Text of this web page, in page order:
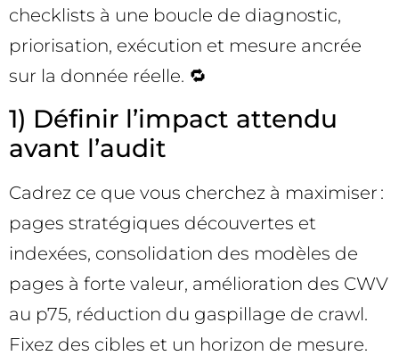
checklists à une boucle de diagnostic,
priorisation, exécution et mesure ancrée
sur la donnée réelle. 🔁
1) Définir l’impact attendu
avant l’audit
Cadrez ce que vous cherchez à maximiser :
pages stratégiques découvertes et
indexées, consolidation des modèles de
pages à forte valeur, amélioration des CWV
au p75, réduction du gaspillage de crawl.
Fixez des cibles et un horizon de mesure.